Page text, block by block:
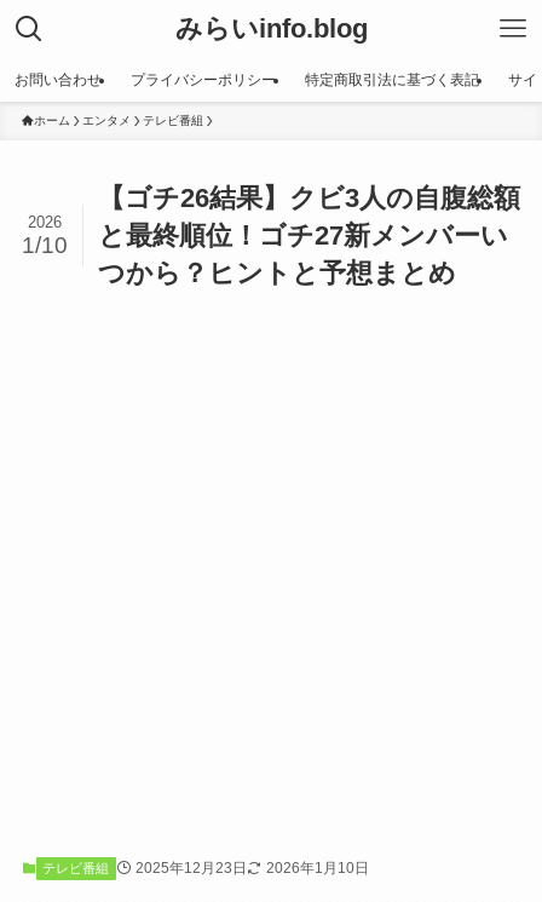
みらいinfo.blog
お問い合わせ プライバシーポリシー 特定商取引法に基づく表記 サイ
ホーム エンタメ テレビ番組
【ゴチ26結果】クビ3人の自腹総額
と最終順位！ゴチ27新メンバーい
つから？ヒントと予想まとめ
2026
1/10
テレビ番組 2025年12月23日 2026年1月10日